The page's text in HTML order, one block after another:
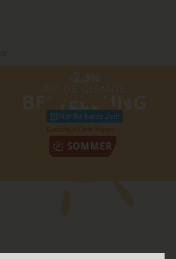
AUF DIE GESAMTE
BESTELLUNG
Nur für kurze Zeit!
SOMMER